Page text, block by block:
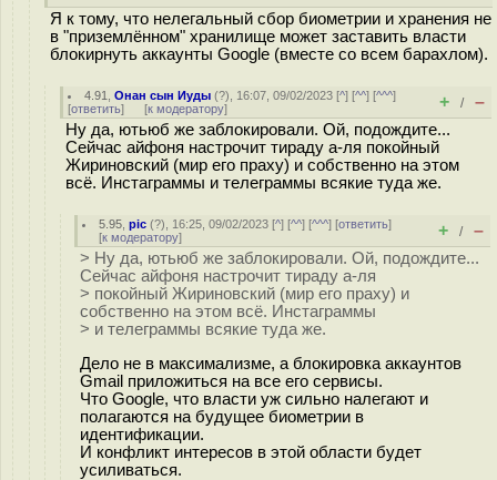
Я к тому, что нелегальный сбор биометрии и хранения не
в "приземлённом" хранилище может заставить власти
блокирнуть аккаунты Google (вместе со всем барахлом).
4.91 ,Онан сын Иуды (?), 16:07, 09/02/2023 [^] [^^] [^^^]
[ответить] [к модератору] + / –
Ну да, ютьюб же заблокировали. Ой, подождите...
Сейчас айфоня настрочит тираду а-ля покойный
Жириновский (мир его праху) и собственно на этом
всё. Инстаграммы и телеграммы всякие туда же.
5.95 ,pic (?), 16:25, 09/02/2023 [^] [^^] [^^^] [ответить]
[к модератору] + / –
> Ну да, ютьюб же заблокировали. Ой, подождите...
Сейчас айфоня настрочит тираду а-ля
> покойный Жириновский (мир его праху) и
собственно на этом всё. Инстаграммы
> и телеграммы всякие туда же.
Дело не в максимализме, а блокировка аккаунтов
Gmail приложиться на все его сервисы.
Что Google, что власти уж сильно налегают и
полагаются на будущее биометрии в
идентификации.
И конфликт интересов в этой области будет
усиливаться.